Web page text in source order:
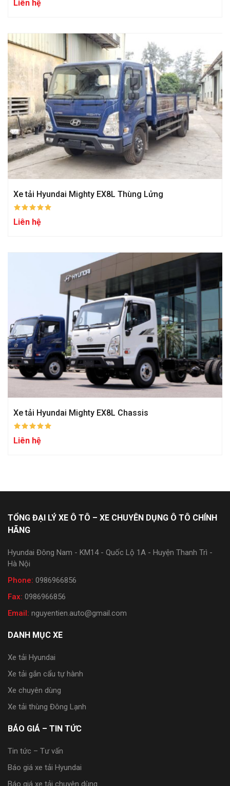
Liên hệ
Xe tải Hyundai Mighty EX8L Thùng Lửng
Liên hệ
Xe tải Hyundai Mighty EX8L Chassis
Liên hệ
TỔNG ĐẠI LÝ XE Ô TÔ – XE CHUYÊN DỤNG Ô TÔ CHÍNH
HÃNG
Hyundai Đông Nam - KM14 - Quốc Lộ 1A - Huyện Thanh Trì -
Hà Nội
Phone: 0986966856
Fax: 0986966856
Email: nguyentien.auto@gmail.com
DANH MỤC XE
Xe tải Hyundai
Xe tải gắn cẩu tự hành
Xe chuyên dùng
Xe tải thùng Đông Lạnh
BÁO GIÁ – TIN TỨC
Tin tức – Tư vấn
Báo giá xe tải Hyundai